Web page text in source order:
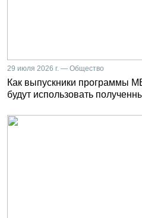
29 июля 2026 г. — Общество
Как выпускники программы
будут использовать